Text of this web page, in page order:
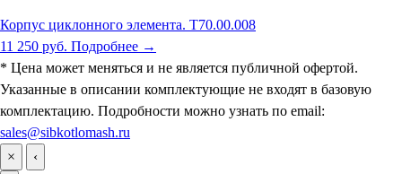
Корпус циклонного элемента. Т70.00.008
11 250 руб. Подробнее →
* Цена может меняться и не является публичной офертой.
Указанные в описании комплектующие не входят в базовую
комплектацию. Подробности можно узнать по email:
sales@sibkotlomash.ru
×
‹